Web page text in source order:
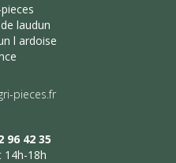
laudun
l ardoise
pieces.fr
96 42 35
14h-18h